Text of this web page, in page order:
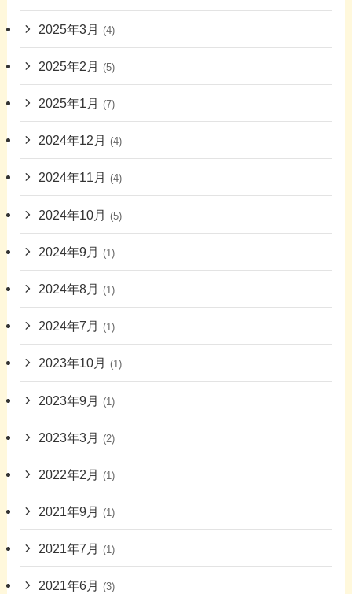
2025年3月 (4)
2025年2月 (5)
2025年1月 (7)
2024年12月 (4)
2024年11月 (4)
2024年10月 (5)
2024年9月 (1)
2024年8月 (1)
2024年7月 (1)
2023年10月 (1)
2023年9月 (1)
2023年3月 (2)
2022年2月 (1)
2021年9月 (1)
2021年7月 (1)
2021年6月 (3)